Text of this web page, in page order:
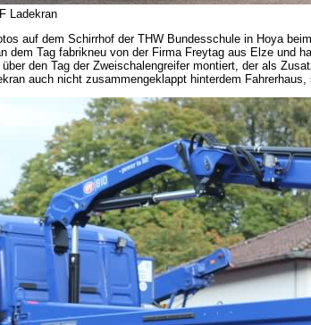
Ladekran
auf dem Schirrhof der THW Bundesschule in Hoya
dem Tag fabrikneu von der Firma Freytag aus Elze und
den Tag der Zweischalengreifer montiert, der als
auch nicht zusammengeklappt hinterdem